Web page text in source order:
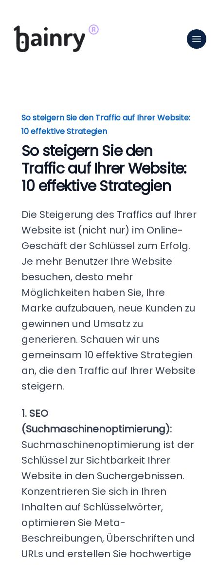
So steigern Sie den Traffic auf Ihrer Website:
10 effektive Strategien
So steigern Sie den
Traffic auf Ihrer Website:
10 effektive Strategien
Die Steigerung des Traffics auf Ihrer
Website ist (nicht nur) im Online-
Geschäft der Schlüssel zum Erfolg.
Je mehr Benutzer Ihre Website
besuchen, desto mehr
Möglichkeiten haben Sie, Ihre
Marke aufzubauen, neue Kunden zu
gewinnen und Umsatz zu
generieren. Schauen wir uns
gemeinsam 10 effektive Strategien
an, die den Traffic auf Ihrer Website
steigern.
1. SEO
(Suchmaschinenoptimierung):
Suchmaschinenoptimierung ist der
Schlüssel zur Sichtbarkeit Ihrer
Website in den Suchergebnissen.
Konzentrieren Sie sich in Ihren
Inhalten auf Schlüsselwörter,
optimieren Sie Meta-
Beschreibungen, Überschriften und
URLs und erstellen Sie hochwertige